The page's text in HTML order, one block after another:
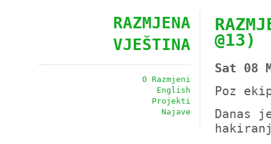
@13)
Sat 08
Poz
Danas
RAZMJENA
VJEŠTINA
O Razmjeni
English
Projekti
Najave